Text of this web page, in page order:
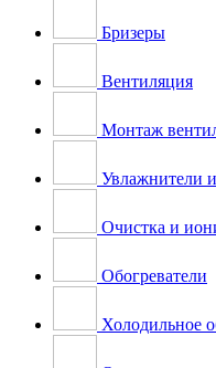
Бризеры
Вентиляция
Монтаж
Увлажнители
Очистка и
Обогреватели
Холодильное